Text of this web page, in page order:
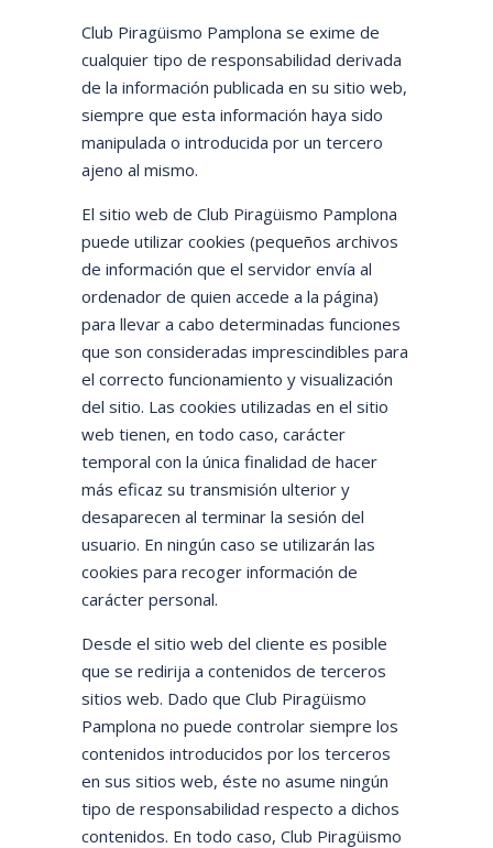
Club Piragüismo Pamplona se exime de
cualquier tipo de responsabilidad derivada
de la información publicada en su sitio web,
siempre que esta información haya sido
manipulada o introducida por un tercero
ajeno al mismo.
El sitio web de Club Piragüismo Pamplona
puede utilizar cookies (pequeños archivos
de información que el servidor envía al
ordenador de quien accede a la página)
para llevar a cabo determinadas funciones
que son consideradas imprescindibles para
el correcto funcionamiento y visualización
del sitio. Las cookies utilizadas en el sitio
web tienen, en todo caso, carácter
temporal con la única finalidad de hacer
más eficaz su transmisión ulterior y
desaparecen al terminar la sesión del
usuario. En ningún caso se utilizarán las
cookies para recoger información de
carácter personal.
Desde el sitio web del cliente es posible
que se redirija a contenidos de terceros
sitios web. Dado que Club Piragüismo
Pamplona no puede controlar siempre los
contenidos introducidos por los terceros
en sus sitios web, éste no asume ningún
tipo de responsabilidad respecto a dichos
contenidos. En todo caso, Club Piragüismo